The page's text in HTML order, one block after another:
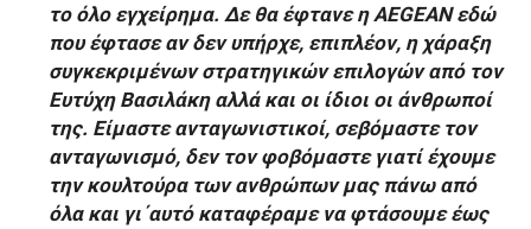
το όλο εγχείρημα. Δε θα έφτανε η AEGEAN εδώ
που έφτασε αν δεν υπήρχε, επιπλέον, η χάραξη
συγκεκριμένων στρατηγικών επιλογών από τον
Ευτύχη Βασιλάκη αλλά και οι ίδιοι οι άνθρωποί
της. Είμαστε ανταγωνιστικοί, σεβόμαστε τον
ανταγωνισμό, δεν τον φοβόμαστε γιατί έχουμε
την κουλτούρα των ανθρώπων μας πάνω από
όλα και γι΄αυτό καταφέραμε να φτάσουμε έως